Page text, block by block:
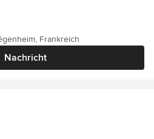
Nachricht
Frankreich